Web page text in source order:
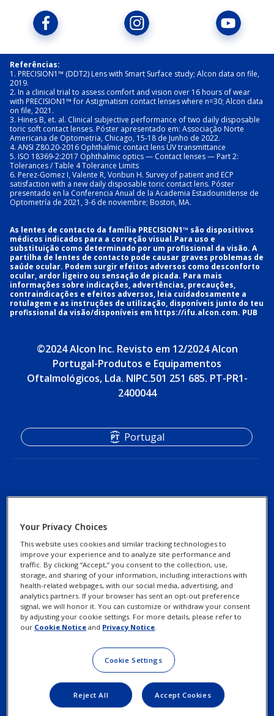
Referências:
1. PRECISION1™ (DDT2) Lens with Smart Surface study; Alcon data on file,
2019.
2. In a clinical trial to assess comfort and vision over 16 hours of wear
with PRECISION1™ for Astigmatism contact lenses where n=30; Alcon data
on file, 2021.
3. Hines B, et. al. Clinical subjective performance of two daily disposable
toric soft contact lenses. Póster apresentado em: Associação Norte
Americana de Optometria, Chicago, 15-18 de Junho de 2022.
4. ANSI Z80.20-2016 Ophthalmic contact lens UV transmittance
5. ISO 18369-2:2017 Ophthalmic optics — Contact lenses — Part 2:
Tolerances / Table 4 Tolerance Limits
6. Perez-Gomez I, Valente R, Vonbun H. Survey of patient and ECP
satisfaction with a new daily disposable toric contact lens. Póster
presentado en la Conferencia Anual de la Academia Estadounidense de
Optometría de 2021, 3-6 de noviembre; Boston, MA.
As lentes de contacto da família PRECISION1™ são dispositivos
médicos indicados para a correção visual.Para uso e
substituição como determinado por um profissional da visão. A
partilha de lentes de contacto pode causar graves problemas de
saúde ocular. Podem surgir efeitos adversos como desconforto
ocular, ardor ligeiro ou sensação de picada. Para mais
informações sobre indicações, advertências, precauções,
contraindicações e efeitos adversos, leia cuidadosamente a
rotulagem e as instruções de utilização, disponíveis junto do teu
profissional da visão/disponíveis em https://ifu.alcon.com. PUB
©2024 Alcon Inc. Revisto em 12/2024 Alcon
Portugal-Produtos e Equipamentos
Oftalmológicos, Lda. NIPC.501 251 685. PT-PR1-
2400044
Footer
Column
Items
Encontre um
profissional da visão
Contacte-nos
Portugal
Footer
legal
Links
Política de privacidade
Informações sobre
Cookies
Exerça os seus direitos
Termos de utilização
Your Privacy Choices
This website uses cookies and similar tracking technologies to
improve your experience and to analyze site performance and
traffic. By clicking “Accept,” you consent to the collection, use,
storage, and sharing of your information, including interactions with
health-related webpages, with our social media, advertising, and
analytics partners. If your browser has sent an opt-out preference
signal, we will honor it. You can customize or withdraw your consent
by adjusting your cookie settings. For more details, please refer to
our Cookie Notice and Privacy Notice.
Cookie Settings
Reject All Accept Cookies